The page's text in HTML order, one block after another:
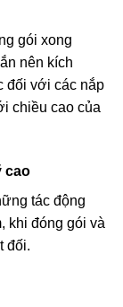
gói xong
nên kích
đối với các nắp
chiều cao của
cao
tác động
khi đóng gói và
đối.